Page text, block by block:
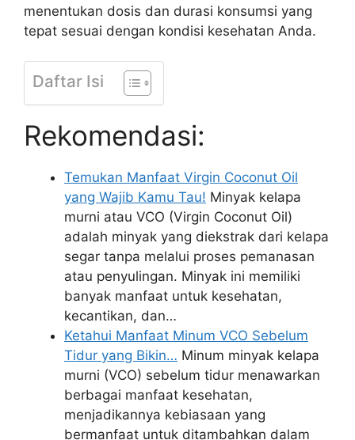
menentukan dosis dan durasi konsumsi yang
tepat sesuai dengan kondisi kesehatan Anda.
Daftar Isi
Rekomendasi:
Temukan Manfaat Virgin Coconut Oil
yang Wajib Kamu Tau! Minyak kelapa
murni atau VCO (Virgin Coconut Oil)
adalah minyak yang diekstrak dari kelapa
segar tanpa melalui proses pemanasan
atau penyulingan. Minyak ini memiliki
banyak manfaat untuk kesehatan,
kecantikan, dan…
Ketahui Manfaat Minum VCO Sebelum
Tidur yang Bikin… Minum minyak kelapa
murni (VCO) sebelum tidur menawarkan
berbagai manfaat kesehatan,
menjadikannya kebiasaan yang
bermanfaat untuk ditambahkan dalam